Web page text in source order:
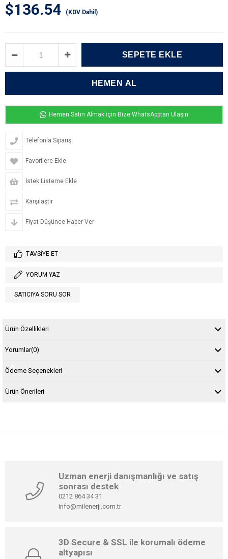
$136.54 (KDV Dahil)
Hemen Satın Almak için Bize WhatsApptan Ulaşın
Telefonla Sipariş
Favorilere Ekle
İstek Listeme Ekle
Karşılaştır
Fiyat Düşünce Haber Ver
TAVSIYE ET
YORUM YAZ
SATICIYA SORU SOR
Ürün Özellikleri
Yorumlar(0)
Ödeme Seçenekleri
Ürün Önerileri
Uzman enerji danışmanlığı ve satış
sonrası destek
0212 864 34 31
info@milenerji.com.tr
3D Secure & SSL ile korumalı ödeme
altyapısı